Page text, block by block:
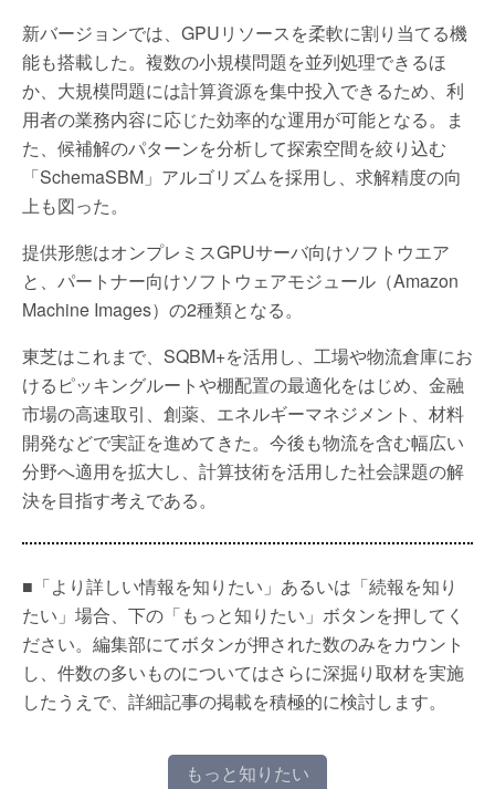
新バージョンでは、GPUリソースを柔軟に割り当てる機
能も搭載した。複数の小規模問題を並列処理できるほ
か、大規模問題には計算資源を集中投入できるため、利
用者の業務内容に応じた効率的な運用が可能となる。ま
た、候補解のパターンを分析して探索空間を絞り込む
「SchemaSBM」アルゴリズムを採用し、求解精度の向
上も図った。
提供形態はオンプレミスGPUサーバ向けソフトウエア
と、パートナー向けソフトウェアモジュール（Amazon
Machine Images）の2種類となる。
東芝はこれまで、SQBM+を活用し、工場や物流倉庫にお
けるピッキングルートや棚配置の最適化をはじめ、金融
市場の高速取引、創薬、エネルギーマネジメント、材料
開発などで実証を進めてきた。今後も物流を含む幅広い
分野へ適用を拡大し、計算技術を活用した社会課題の解
決を目指す考えである。
■「より詳しい情報を知りたい」あるいは「続報を知り
たい」場合、下の「もっと知りたい」ボタンを押してく
ださい。編集部にてボタンが押された数のみをカウント
し、件数の多いものについてはさらに深掘り取材を実施
したうえで、詳細記事の掲載を積極的に検討します。
もっと知りたい